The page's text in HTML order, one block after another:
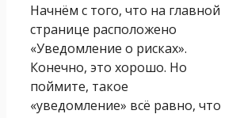
Начнём с того, что на главной
странице расположено
«Уведомление о рисках».
Конечно, это хорошо. Но
поймите, такое
«уведомление» всё равно, что